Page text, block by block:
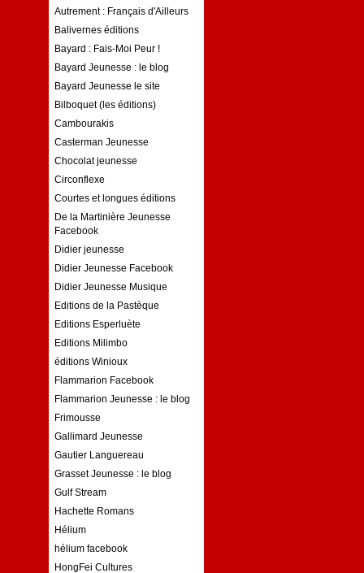
Autrement : Français d'Ailleurs
Balivernes éditions
Bayard : Fais-Moi Peur !
Bayard Jeunesse : le blog
Bayard Jeunesse le site
Bilboquet (les éditions)
Cambourakis
Casterman Jeunesse
Chocolat jeunesse
Circonflexe
Courtes et longues éditions
De la Martinière Jeunesse
Facebook
Didier jeunesse
Didier Jeunesse Facebook
Didier Jeunesse Musique
Editions de la Pastèque
Editions Esperluète
Editions Milimbo
éditions Winioux
Flammarion Facebook
Flammarion Jeunesse : le blog
Frimousse
Gallimard Jeunesse
Gautier Languereau
Grasset Jeunesse : le blog
Gulf Stream
Hachette Romans
Hélium
hélium facebook
HongFei Cultures